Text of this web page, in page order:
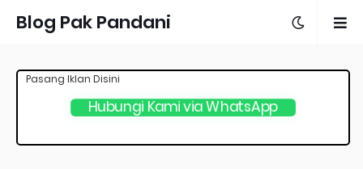
Blog Pak Pandani
Hubungi Kami via WhatsApp
Pasang Iklan Disini